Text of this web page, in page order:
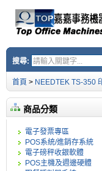
搜尋:
首頁 > NEEDTEK TS-350
商品分類
電子發票專區
POS系統/進銷存系統
電子磅秤收銀軟體
POS主機及週邊硬體